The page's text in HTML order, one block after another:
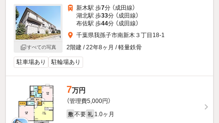
すべての写真
新木駅 歩7分 （成田線）
湖北駅 歩33分 （成田線）
布佐駅 歩44分 （成田線）
千葉県我孫子市南新木３丁目18-1
2階建 / 22年8ヶ月 / 軽量鉄骨
駐車場あり 駐輪場あり
7万円
（管理費5,000円）
敷 不要 礼 1.0ヶ月